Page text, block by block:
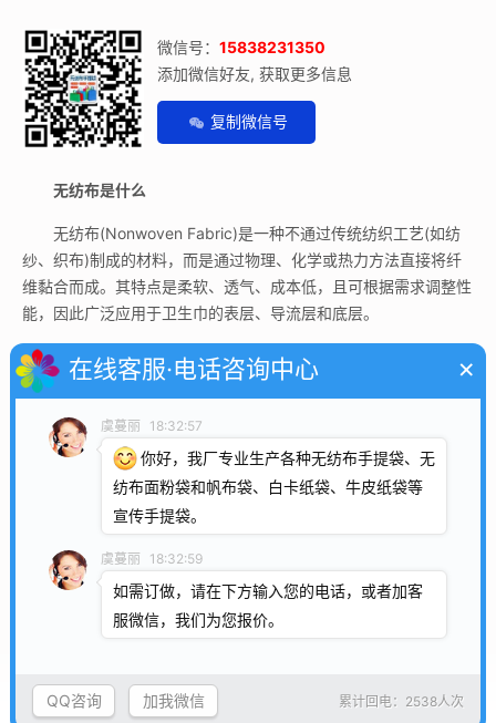
微信号： 15838231350
添加微信好友, 获取更多信息
复制微信号
无纺布是什么
无纺布(Nonwoven Fabric)是一种不通过传统纺织工艺(如纺
纱、织布)制成的材料，而是通过物理、化学或热力方法直接将纤
维黏合而成。其特点是柔软、透气、成本低，且可根据需求调整性
能，因此广泛应用于卫生巾的表层、导流层和底层。
卫生巾中的无纺布类型及功能
卫生巾不同部位对无纺布的性能要求不同，常见的无纺布类型
包括：
1. 纺粘无纺布(Spunbond Nonwoven)
工艺：将聚丙烯(PP)熔融后喷丝成网，通过热压黏合。
特点：强度高、表面光滑、成本低。
用途：常用于卫生巾的底层(防漏膜内侧)，起到固定结构和防
侧漏的作用。
2. 热风无纺布(Hot Air Nonwoven)
在线客服·电话咨询中心 ×
虞蔓丽 18:32:57
你好，我厂专业生产各种无纺布手提袋、无
纺布面粉袋和帆布袋、白卡纸袋、牛皮纸袋等
宣传手提袋。
虞蔓丽 18:32:59
如需订做，请在下方输入您的电话，或者加客
服微信，我们为您报价。
累计回电：2538人次
QQ咨询 加我微信